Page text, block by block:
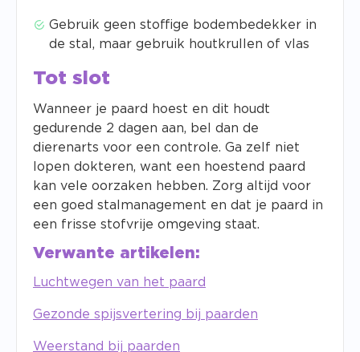
Gebruik geen stoffige bodembedekker in
de stal, maar gebruik houtkrullen of vlas
Tot slot
Wanneer je paard hoest en dit houdt
gedurende 2 dagen aan, bel dan de
dierenarts voor een controle. Ga zelf niet
lopen dokteren, want een hoestend paard
kan vele oorzaken hebben. Zorg altijd voor
een goed stalmanagement en dat je paard in
een frisse stofvrije omgeving staat.
Verwante artikelen:
Luchtwegen van het paard
Gezonde spijsvertering bij paarden
Weerstand bij paarden